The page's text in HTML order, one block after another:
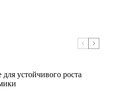
устойчивого роста